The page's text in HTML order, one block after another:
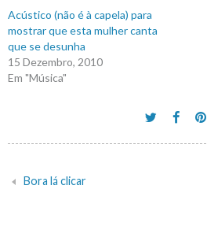
Acústico (não é à capela) para
mostrar que esta mulher canta
que se desunha
15 Dezembro, 2010
Em "Música"
Bora lá clicar